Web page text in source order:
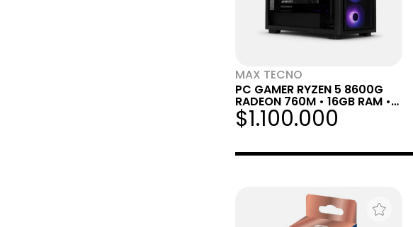
MAX TECNO
PC GAMER RYZEN 5 8600G
RADEON 760M • 16GB RAM •
SSD 480GB
$1.100.000